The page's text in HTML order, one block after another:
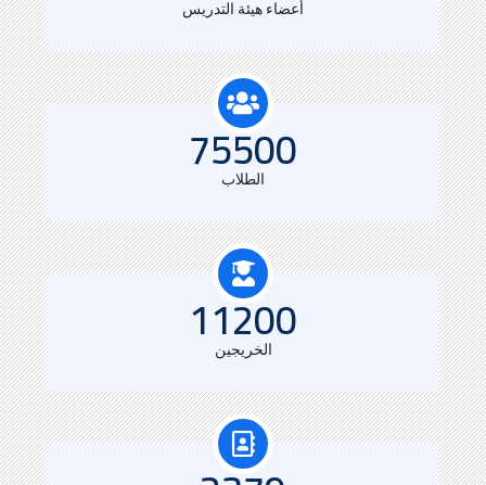
1784
أعضاء هيئة التدريس
75500
الطلاب
11200
الخريجين